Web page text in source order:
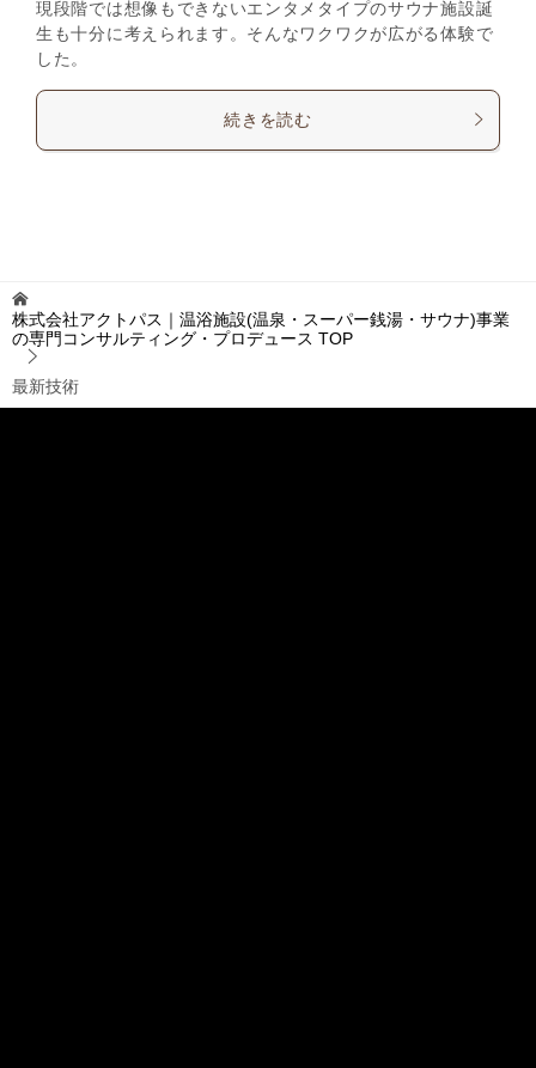
現段階では想像もできないエンタメタイプのサウナ施設誕
生も十分に考えられます。そんなワクワクが広がる体験で
した。
続きを読む
株式会社アクトパス｜温浴施設(温泉・スーパー銭湯・サウナ)事業
の専門コンサルティング・プロデュース TOP
最新技術